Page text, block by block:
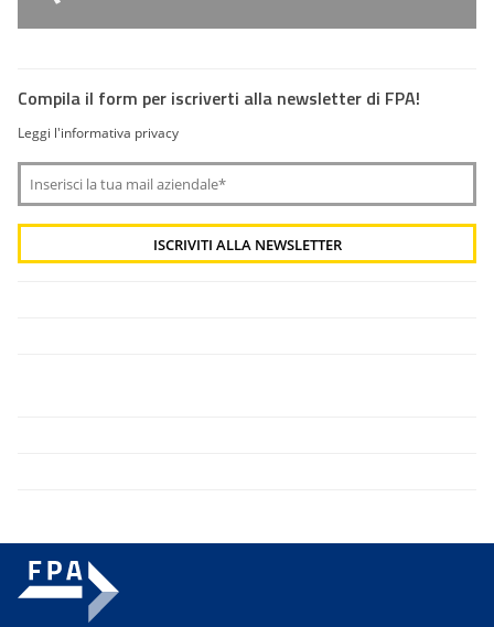
Compila il form per iscriverti alla newsletter di FPA!
Leggi l'informativa privacy